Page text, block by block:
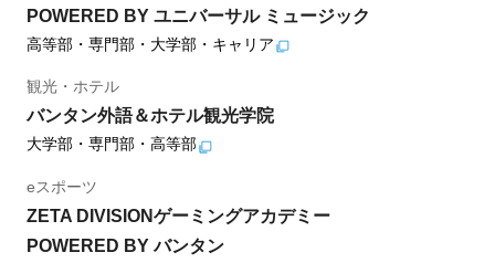
POWERED BY ユニバーサル ミュージック
高等部・専門部・大学部・キャリア
観光・ホテル
バンタン外語＆ホテル観光学院
大学部・専門部・高等部
eスポーツ
ZETA DIVISIONゲーミングアカデミー
POWERED BY バンタン